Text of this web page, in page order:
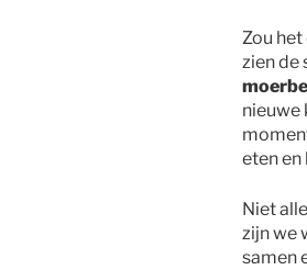
Zou
zien de
nieuwe
eten
Niet
zijn we
samen